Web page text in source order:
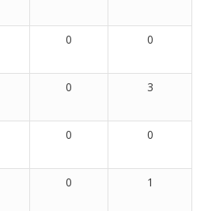
0 0
0 3
0 0
0 1